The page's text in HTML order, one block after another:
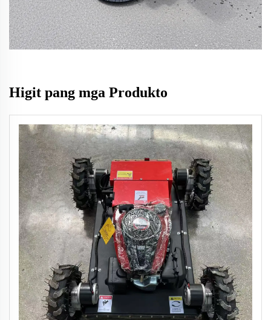
Higit pang mga Produkto